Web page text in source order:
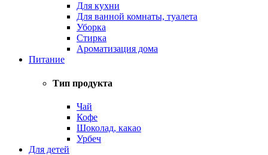
Для кухни
Для ванной комнаты, туалета
Уборка
Стирка
Ароматизация дома
Питание
Тип продукта
Чай
Кофе
Шоколад, какао
Урбеч
Для детей